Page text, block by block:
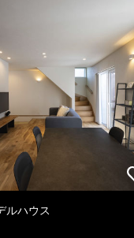
ルハウス